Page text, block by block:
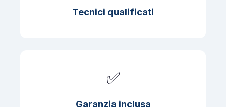
Tecnici qualificati
✅
Garanzia inclusa